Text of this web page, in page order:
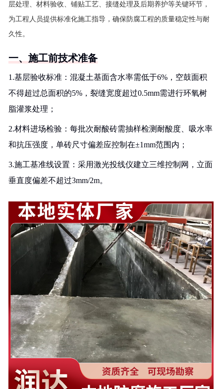
层处理、材料验收、铺贴工艺、接缝处理及后期养护等关键环节，
为工程人员提供标准化施工指导，确保防腐工程的质量稳定性与耐
久性。
一、施工前技术准备
1.基层验收标准：混凝土基面含水率需低于6%，空鼓面积
不得超过总面积的5%，裂缝宽度超过0.5mm需进行环氧树
脂灌浆处理；
2.材料进场检验：每批次耐酸砖需抽样检测耐酸度、吸水率
和抗压强度，单砖尺寸偏差应控制在±1mm范围内；
3.施工基准线设置：采用激光投线仪建立三维控制网，立面
垂直度偏差不超过3mm/2m。